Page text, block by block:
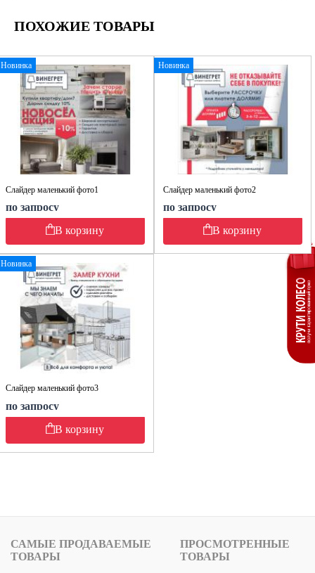
ПОХОЖИЕ ТОВАРЫ
Новинка
Слайдер маленький фото1
по запросу
В корзину
Новинка
Слайдер маленький фото2
по запросу
В корзину
Новинка
Слайдер маленький фото3
по запросу
В корзину
САМЫЕ ПРОДАВАЕМЫЕ
ТОВАРЫ
ПРОСМОТРЕННЫЕ
ТОВАРЫ